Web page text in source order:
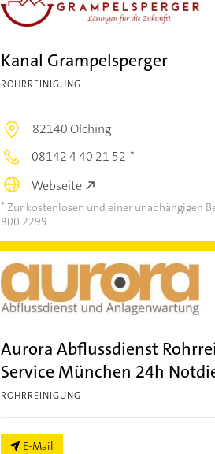
Kanal Grampelsperger
ROHRREINIGUNG
82140 Olching
08142 4 40 21 52
Webseite
Zur kostenlosen und einer unabhängigen
800 2299
Aurora Abflussdienst
Service München 24h
ROHRREINIGUNG
E-Mail